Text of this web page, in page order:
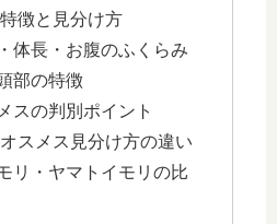
徴と見分け方
体長・お腹のふくらみ
部の特徴
スの判別ポイント
スメス見分け方の違い
リ・ヤマトイモリの比